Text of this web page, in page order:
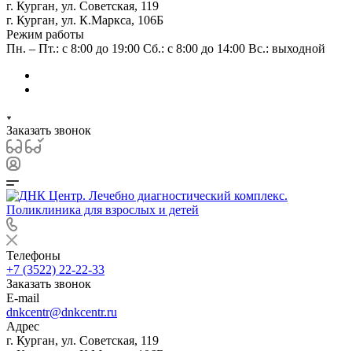
г. Курган, ул. Советская, 119
г. Курган, ул. К.Маркса, 106Б
Режим работы
Пн. – Пт.: с 8:00 до 19:00 Сб.: с 8:00 до 14:00 Вс.: выходной
Заказать звонок
Телефоны
+7 (3522) 22-22-33
Заказать звонок
E-mail
dnkcentr@dnkcentr.ru
Адрес
г. Курган, ул. Советская, 119